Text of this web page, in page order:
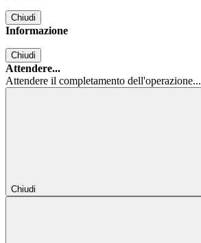
Chiudi
Informazione
Chiudi
Attendere...
Attendere il completamento dell'operazione...
Chiudi